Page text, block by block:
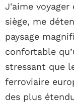
J'aime voyager
siège, me
paysage
confortable
stressant que
ferroviaire
des plus